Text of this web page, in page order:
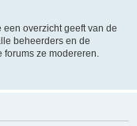
overzicht geeft van de
beheerders en de
forums ze modereren.